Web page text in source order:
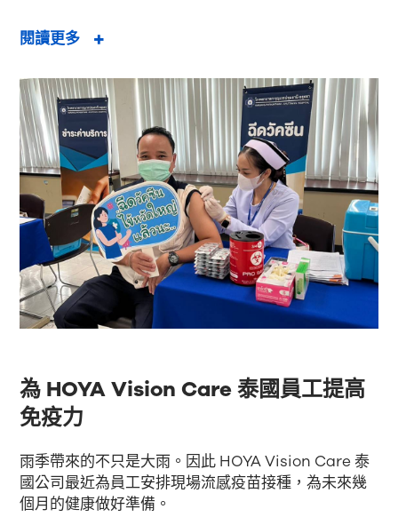
閱讀更多
為 HOYA Vision Care 泰國員工提高
免疫力
雨季帶來的不只是大雨。因此 HOYA Vision Care 泰
國公司最近為員工安排現場流感疫苗接種，為未來幾
個月的健康做好準備。